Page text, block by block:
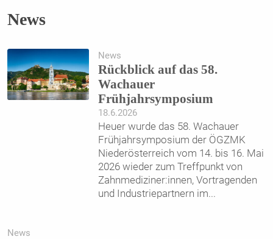
News
News
Rückblick auf das 58.
Wachauer
Frühjahrsymposium
18.6.2026
Heuer wurde das 58. Wachauer
Frühjahrsymposium der ÖGZMK
Niederösterreich vom 14. bis 16. Mai
2026 wieder zum Treffpunkt von
Zahnmediziner:innen, Vortragenden
und Industriepartnern im...
News